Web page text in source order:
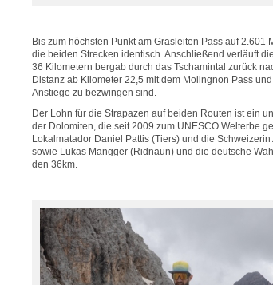
Bis zum höchsten Punkt am Grasleiten Pass auf 2.601
die beiden Strecken identisch. Anschließend verläuft
36 Kilometern bergab durch das Tschamintal zurück
Distanz ab Kilometer 22,5 mit dem Molingnon Pass
Anstiege zu bezwingen sind.
Der Lohn für die Strapazen auf beiden Routen ist ein
der Dolomiten, die seit 2009 zum UNESCO Welterbe
Lokalmatador Daniel Pattis (Tiers) und die
sowie Lukas Mangger (Ridnaun) und die deutsche
den 36km.